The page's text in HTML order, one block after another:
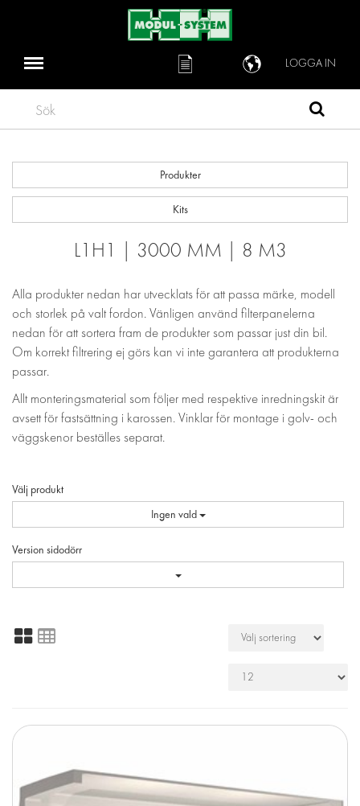
LOGGA IN
Sök
Produkter
Kits
L1H1 | 3000 MM | 8 M3
Alla produkter nedan har utvecklats för att passa märke, modell
och storlek på valt fordon. Vänligen använd filterpanelerna
nedan för att sortera fram de produkter som passar just din bil.
Om korrekt filtrering ej görs kan vi inte garantera att produkterna
passar.
Allt monteringsmaterial som följer med respektive inredningskit är
avsett för fastsättning i karossen. Vinklar för montage i golv- och
väggskenor beställes separat.
Välj produkt
Ingen vald
Version sidodörr